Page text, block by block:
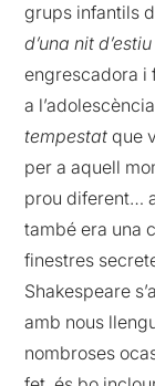
grups infantils
d’una nit d’estiu
engrescadora i
a
tempestat que
per a aquell
prou diferent…
també era una
finestres
Shakespeare
amb nous
nombroses